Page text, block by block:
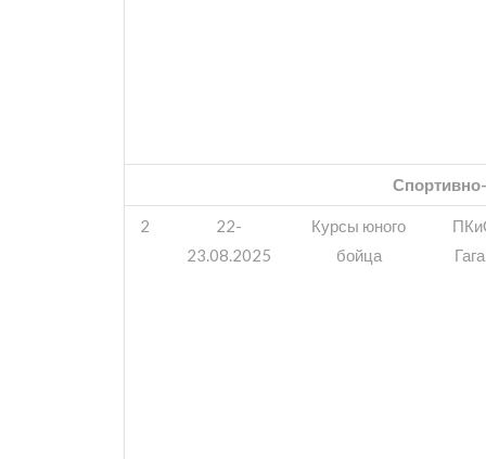
2
22-
23.08.2025
Курсы юного
бойца